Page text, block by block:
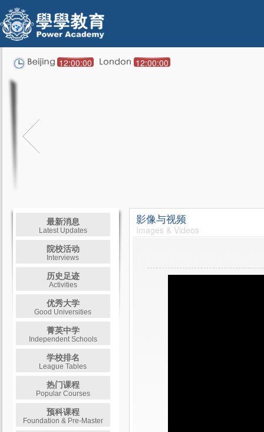
12:00:00 12:00:00
最新消息
Latest Updates
院校活动
Interviews
历史足迹
Activities
优秀大学
Good Universities
菁英中学
Independent Schools
学校排名
League Tables
热门课程
Popular Courses
预科课程
Foundation & Pre-Master
影像与视频
Images & Videos